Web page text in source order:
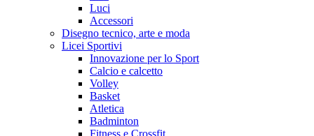
Luci
Accessori
Disegno tecnico, arte e moda
Licei Sportivi
Innovazione per lo Sport
Calcio e calcetto
Volley
Basket
Atletica
Badminton
Fitness e Crossfit